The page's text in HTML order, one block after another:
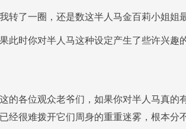
转了一圈，还是数这半人马金百莉小姐姐
此时你对半人马这种设定产生了些许兴趣
的各位观众老爷们，如果你对半人马真的
经很难拨开它们周身的重重迷雾，根本